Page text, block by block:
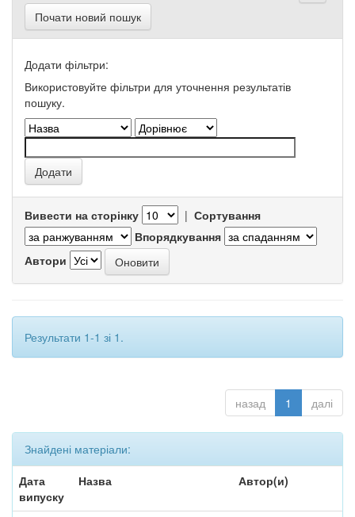
Почати новий пошук
Додати фільтри:
Використовуйте фільтри для уточнення результатів
пошуку.
Вивести на сторінку | Сортування
Впорядкування
Автори
Результати 1-1 зі 1.
назад 1 далі
Знайдені матеріали:
Дата
випуску
Назва Автор(и)